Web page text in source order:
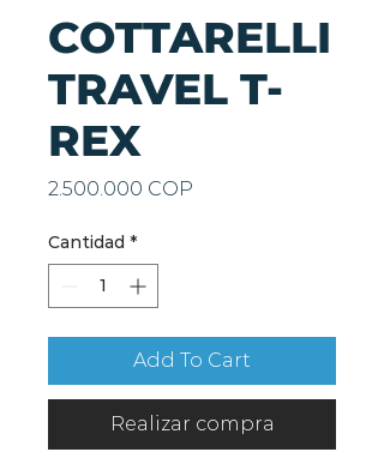
COTTARELLI
TRAVEL T-
REX
2.500.000 COP
Cantidad *
Add To Cart
Realizar compra